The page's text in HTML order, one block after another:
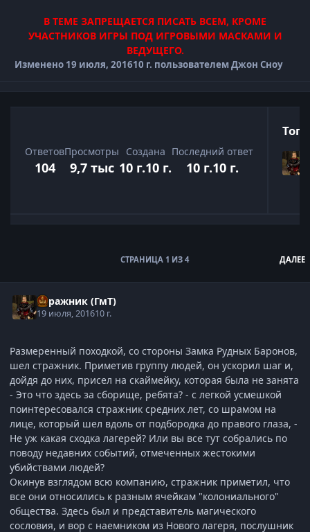
В ТЕМЕ ЗАПРЕЩАЕТСЯ ПИСАТЬ ВСЕМ, КРОМЕ
УЧАСТНИКОВ ИГРЫ ПОД ИГРОВЫМИ МАСКАМИ И
ВЕДУЩЕГО.
Изменено 19 июля, 201610 г. пользователем Джон Сноу
Ответов
104
Просмотры
9,7 тыс
Создана
10 г.10 г.
Последний ответ
10 г.10 г.
Топ
Развернуть обзор темы
ДАЛЕЕ
СТРАНИЦА 1 ИЗ 4
Стражник (ГмТ)
19 июля, 201610 г.
Размеренный походкой, со стороны Замка Рудных Баронов,
шел стражник. Приметив группу людей, он ускорил шаг и,
дойдя до них, присел на скаймейку, которая была не занята
- Это что здесь за сборище, ребята? - с легкой усмешкой
поинтересовался стражник средних лет, со шрамом на
лице, который шел вдоль от подбородка до правого глаза, -
Не уж какая сходка лагерей? Или вы все тут собрались по
поводу недавних событий, отмеченных жестокими
убийствами людей?
Окинув взглядом всю компанию, стражник приметил, что
все они относились к разным ячейкам "колониального"
общества. Здесь был и представитель магического
сословия, и вор с наемником из Нового лагеря, послушник